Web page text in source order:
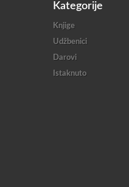
Kategorije
Knjige
Udžbenici
Darovi
Istaknuto